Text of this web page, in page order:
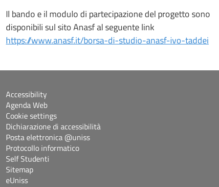
Il bando e il modulo di partecipazione del progetto sono
disponibili sul sito Anasf al seguente link
https://www.anasf.it/borsa-di-studio-anasf-ivo-taddei
Accessibility
Agenda Web
Cookie settings
Dichiarazione di accessibilità
Posta elettronica @uniss
Protocollo informatico
Self Studenti
Sitemap
eUniss